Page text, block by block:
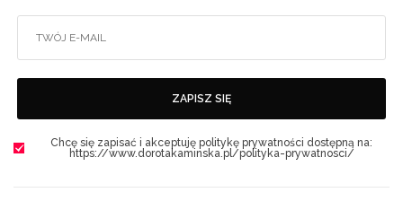
ZAPISZ SIĘ
Chcę się zapisać i akceptuję politykę prywatności dostępną na:
https://www.dorotakaminska.pl/polityka-prywatnosci/